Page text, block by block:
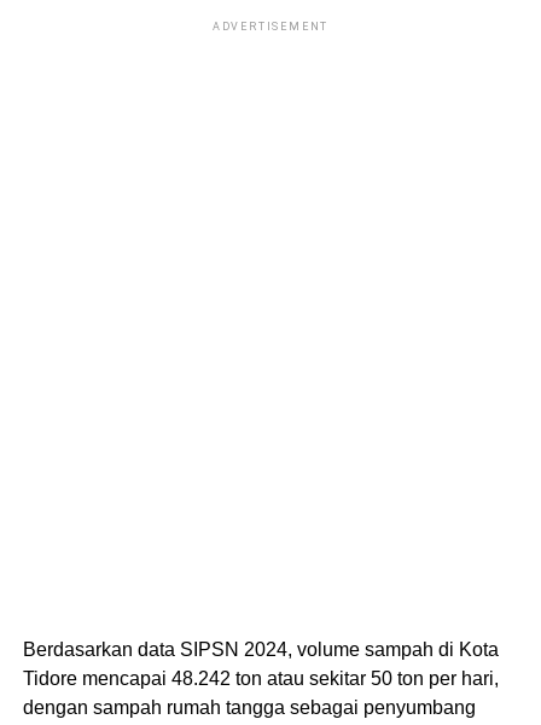
ADVERTISEMENT
Berdasarkan data SIPSN 2024, volume sampah di Kota
Tidore mencapai 48.242 ton atau sekitar 50 ton per hari,
dengan sampah rumah tangga sebagai penyumbang